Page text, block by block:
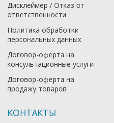
Дисклеймер / Отказ от
ответственности
Политика обработки
персональных данных
Договор-оферта на
консультационные услуги
Договор-оферта на
продажу товаров
КОНТАКТЫ